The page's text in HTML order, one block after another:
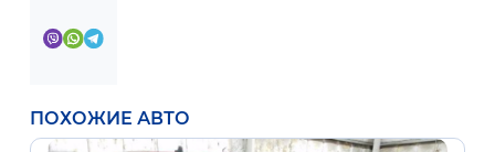
ПОХОЖИЕ АВТО